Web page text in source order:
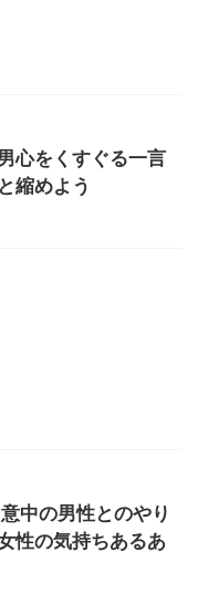
心をくすぐる一言
縮めよう
中の男性とのやり
性の気持ちあるあ